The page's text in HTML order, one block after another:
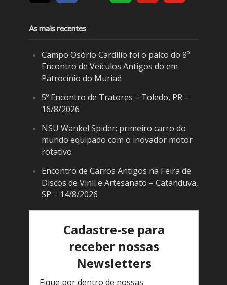
As mais recentes
Campo Osório Cardilio foi o palco do 8º
Encontro de Veículos Antigos do em
Patrocínio do Muriaé
5º Encontro de Tratores – Toledo, PR –
16/8/2026
NSU Wankel Spider: primeiro carro do
mundo equipado com o inovador motor
rotativo
Encontro de Carros Antigos na Feira de
Discos de Vinil e Artesanato – Catanduva,
SP – 14/8/2026